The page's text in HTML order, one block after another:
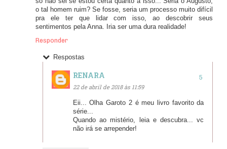
o tal homem ruim? Se fosse, seria um processo muito difícil
pra ele ter que lidar com isso, ao descobrir seus
sentimentos pela Anna. Iria ser uma dura realidade!
Responder
Respostas
RENARA
22 de abril de 2018 às 11:59
Eii... Olha Garoto 2 é meu livro favorito da
série...
Quando ao mistério, leia e descubra... vc
não irá se arrepender!